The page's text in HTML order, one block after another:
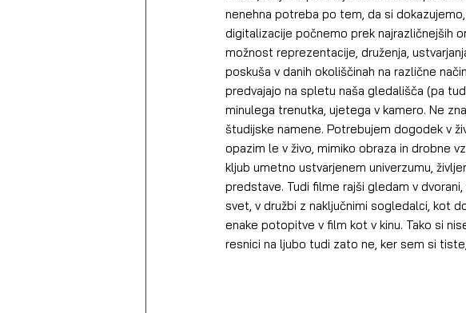
nenehna potreba po tem, da si
digitalizacije počnemo prek najrazličnejših
možnost reprezentacije, druženja,
poskuša v danih okoliščinah na različne
predvajajo na spletu naša gledališča (pa
minulega trenutka, ujetega v kamero. Ne
študijske namene. Potrebujem dogodek v
opazim le v živo, mimiko obraza in drobne
kljub umetno ustvarjenem univerzumu,
predstave. Tudi filme rajši gledam v
svet, v družbi z naključnimi sogledalci, kot
enake potopitve v film kot v kinu. Tako si
resnici na ljubo tudi zato ne, ker sem si